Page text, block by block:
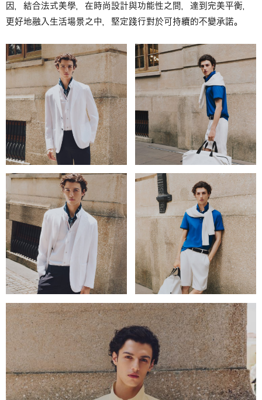
因，結合法式美學，在時尚設計與功能性之間，達到完美平衡，
更好地融入生活場景之中，堅定踐行對於可持續的不變承諾。